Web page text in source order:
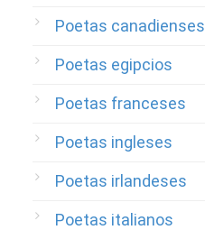
Poetas canadienses
Poetas egipcios
Poetas franceses
Poetas ingleses
Poetas irlandeses
Poetas italianos